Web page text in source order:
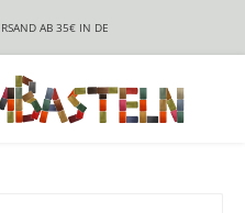
AB 35€ IN DE